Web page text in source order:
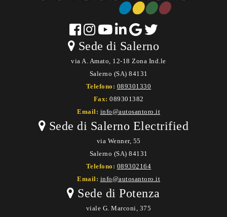
Sede di Salerno
via A. Amato, 12-18 Zona Ind.le
Salerno (SA) 84131
Telefono: 089301330
Fax: 089301382
Email: info@autosantoro.it
Sede di Salerno Electrified
via Wenner, 55
Salerno (SA) 84131
Telefono: 089302164
Email: info@autosantoro.it
Sede di Potenza
viale G. Marconi, 375